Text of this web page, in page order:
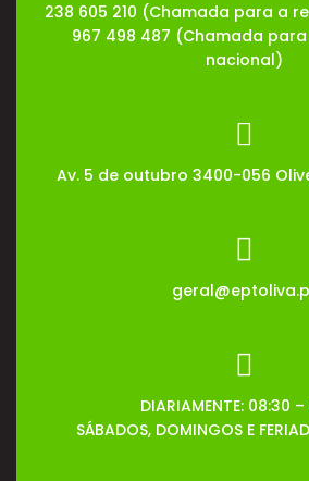
238 605 210 (Chamada para a
967 498 487 (Chamada
nacional)
Av. 5 de outubro 3400-056
DIARIAMENTE: 08:30 –
SÁBADOS, DOMINGOS E